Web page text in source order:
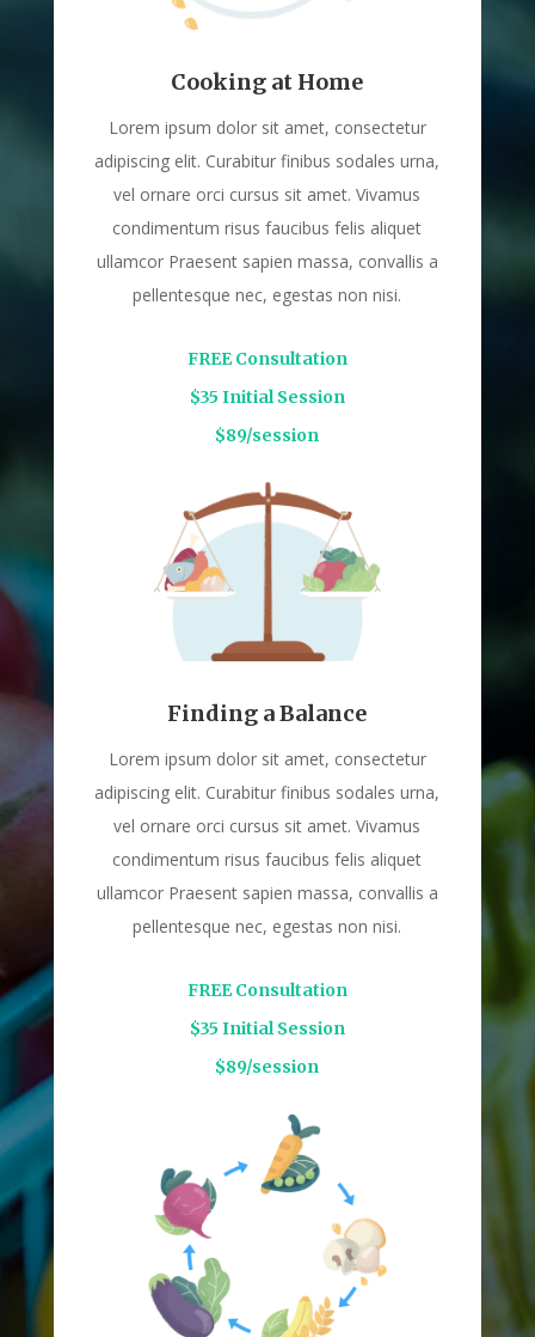
Cooking at Home
Lorem ipsum dolor sit amet, consectetur
adipiscing elit. Curabitur finibus sodales urna,
vel ornare orci cursus sit amet. Vivamus
condimentum risus faucibus felis aliquet
ullamcor Praesent sapien massa, convallis a
pellentesque nec, egestas non nisi.
FREE Consultation
$35 Initial Session
$89/session
Finding a Balance
Lorem ipsum dolor sit amet, consectetur
adipiscing elit. Curabitur finibus sodales urna,
vel ornare orci cursus sit amet. Vivamus
condimentum risus faucibus felis aliquet
ullamcor Praesent sapien massa, convallis a
pellentesque nec, egestas non nisi.
FREE Consultation
$35 Initial Session
$89/session